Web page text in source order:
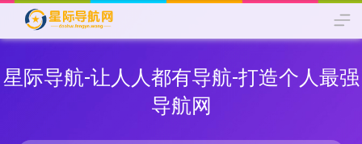
星际导航-让人人都有导航-打造个人最强
导航网